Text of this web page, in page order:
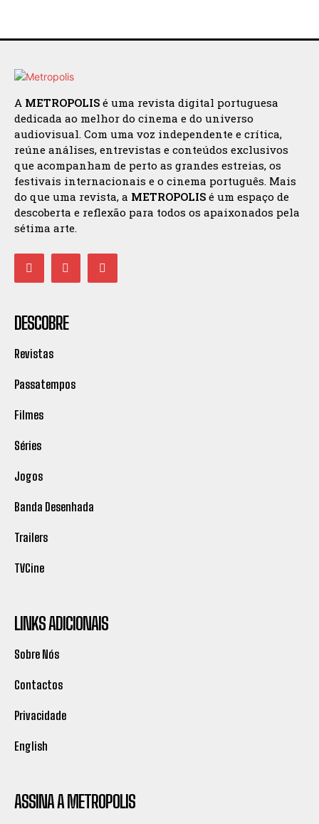
A METROPOLIS é uma revista digital portuguesa
dedicada ao melhor do cinema e do universo
audiovisual. Com uma voz independente e crítica,
reúne análises, entrevistas e conteúdos exclusivos
que acompanham de perto as grandes estreias, os
festivais internacionais e o cinema português. Mais
do que uma revista, a METROPOLIS é um espaço de
descoberta e reflexão para todos os apaixonados pela
sétima arte.
DESCOBRE
Revistas
Passatempos
Filmes
Séries
Jogos
Banda Desenhada
Trailers
TVCine
LINKS ADICIONAIS
Sobre Nós
Contactos
Privacidade
English
ASSINA A METROPOLIS